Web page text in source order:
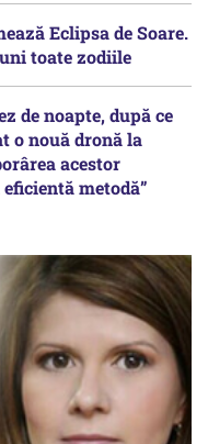
Eclipsa de Soare.
toate zodiile
de noapte, după ce
o nouă dronă la
acestor
metodă”